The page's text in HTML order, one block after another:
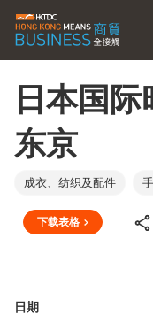
日本国
东京
成衣、纺织及配件
下载表格
日期